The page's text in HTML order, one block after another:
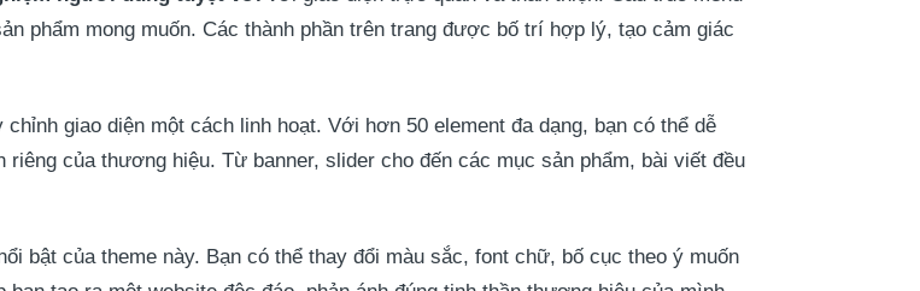
phẩm mong muốn. Các thành phần trên trang được bố trí hợp lý, tạo cảm giác
chỉnh giao diện một cách linh hoạt. Với hơn 50 element đa dạng, bạn có thể dễ
của thương hiệu. Từ banner, slider cho đến các mục sản phẩm, bài viết đều
bật của theme này. Bạn có thể thay đổi màu sắc, font chữ, bố cục theo ý muốn